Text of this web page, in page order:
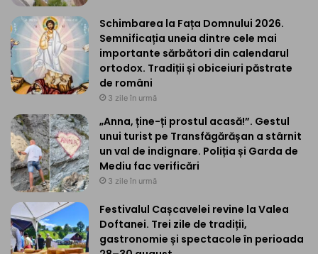
Schimbarea la Fața Domnului 2026.
Semnificația uneia dintre cele mai
importante sărbători din calendarul
ortodox. Tradiții și obiceiuri păstrate
de români
3 zile în urmă
„Anna, ține-ți prostul acasă!”. Gestul
unui turist pe Transfăgărășan a stârnit
un val de indignare. Poliția și Garda de
Mediu fac verificări
3 zile în urmă
Festivalul Cașcavelei revine la Valea
Doftanei. Trei zile de tradiții,
gastronomie și spectacole în perioada